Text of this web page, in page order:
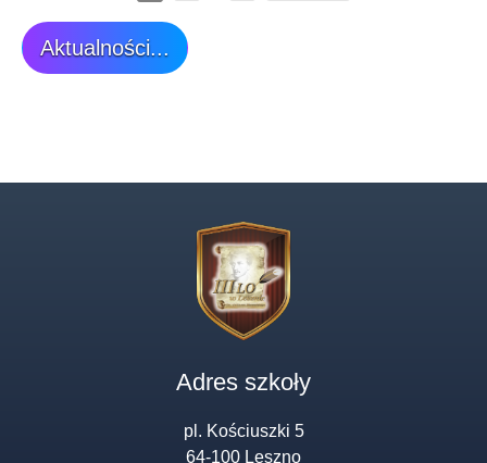
Aktualności...
Adres szkoły
pl. Kościuszki 5
64-100 Leszno